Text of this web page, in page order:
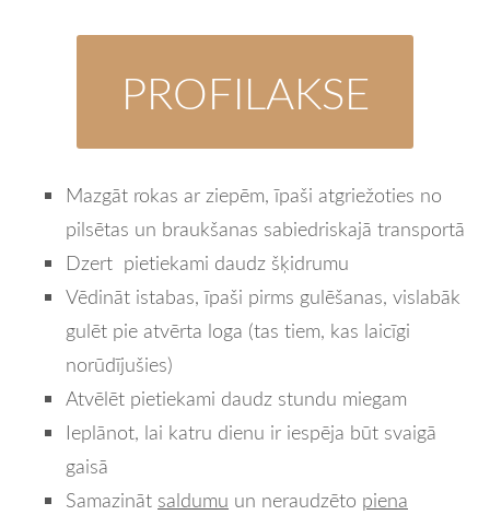
PROFILAKSE
Mazgāt rokas ar ziepēm, īpaši atgriežoties no
pilsētas un braukšanas sabiedriskajā transportā
Dzert pietiekami daudz šķidrumu
Vēdināt istabas, īpaši pirms gulēšanas, vislabāk
gulēt pie atvērta loga (tas tiem, kas laicīgi
norūdījušies)
Atvēlēt pietiekami daudz stundu miegam
Ieplānot, lai katru dienu ir iespēja būt svaigā
gaisā
Samazināt saldumu un neraudzēto piena